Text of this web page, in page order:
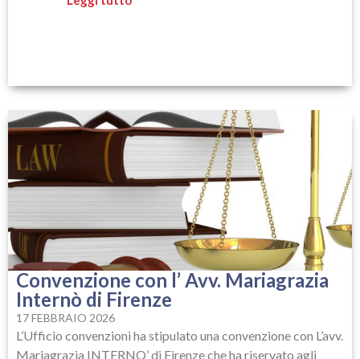
Convenzione con l’ Avv. Mariagrazia
Internò di Firenze
17 FEBBRAIO 2026
L’Ufficio convenzioni ha stipulato una convenzione con L’avv.
Mariagrazia INTERNO’ di Firenze che ha riservato agli